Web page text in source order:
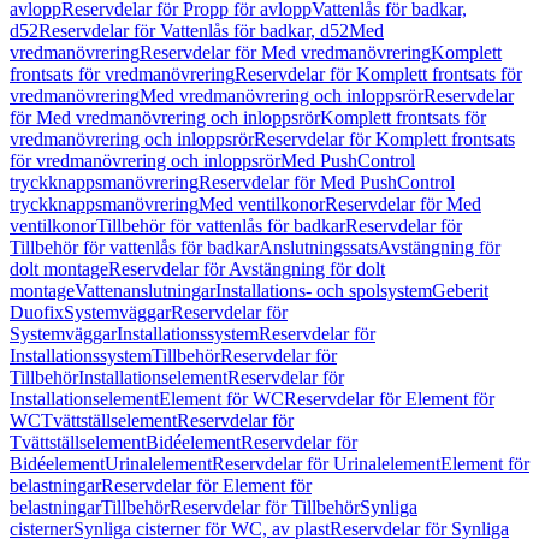
avloppReservdelar för Propp för avloppVattenlås för badkar,
d52Reservdelar för Vattenlås för badkar, d52Med
vredmanövreringReservdelar för Med vredmanövreringKomplett
frontsats för vredmanövreringReservdelar för Komplett frontsats för
vredmanövreringMed vredmanövrering och inloppsrörReservdelar
för Med vredmanövrering och inloppsrörKomplett frontsats för
vredmanövrering och inloppsrörReservdelar för Komplett frontsats
för vredmanövrering och inloppsrörMed PushControl
tryckknappsmanövreringReservdelar för Med PushControl
tryckknappsmanövreringMed ventilkonorReservdelar för Med
ventilkonorTillbehör för vattenlås för badkarReservdelar för
Tillbehör för vattenlås för badkarAnslutningssatsAvstängning för
dolt montageReservdelar för Avstängning för dolt
montageVattenanslutningarInstallations- och spolsystemGeberit
DuofixSystemväggarReservdelar för
SystemväggarInstallationssystemReservdelar för
InstallationssystemTillbehörReservdelar för
TillbehörInstallationselementReservdelar för
InstallationselementElement för WCReservdelar för Element för
WCTvättställselementReservdelar för
TvättställselementBidéelementReservdelar för
BidéelementUrinalelementReservdelar för UrinalelementElement för
belastningarReservdelar för Element för
belastningarTillbehörReservdelar för TillbehörSynliga
cisternerSynliga cisterner för WC, av plastReservdelar för Synliga